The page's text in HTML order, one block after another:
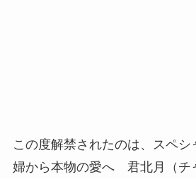
この度解禁されたのは、スペシ
婦から本物の愛へ 君北月（チ